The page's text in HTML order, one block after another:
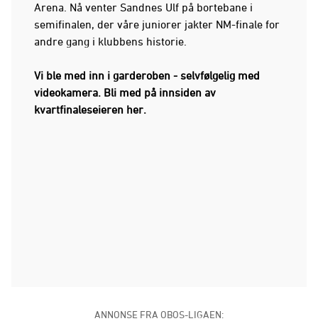
Arena. Nå venter Sandnes Ulf på bortebane i
semifinalen, der våre juniorer jakter NM-finale for
andre gang i klubbens historie.
Vi ble med inn i garderoben - selvfølgelig med
videokamera. Bli med på innsiden av
kvartfinaleseieren her.
ANNONSE FRA OBOS-LIGAEN: